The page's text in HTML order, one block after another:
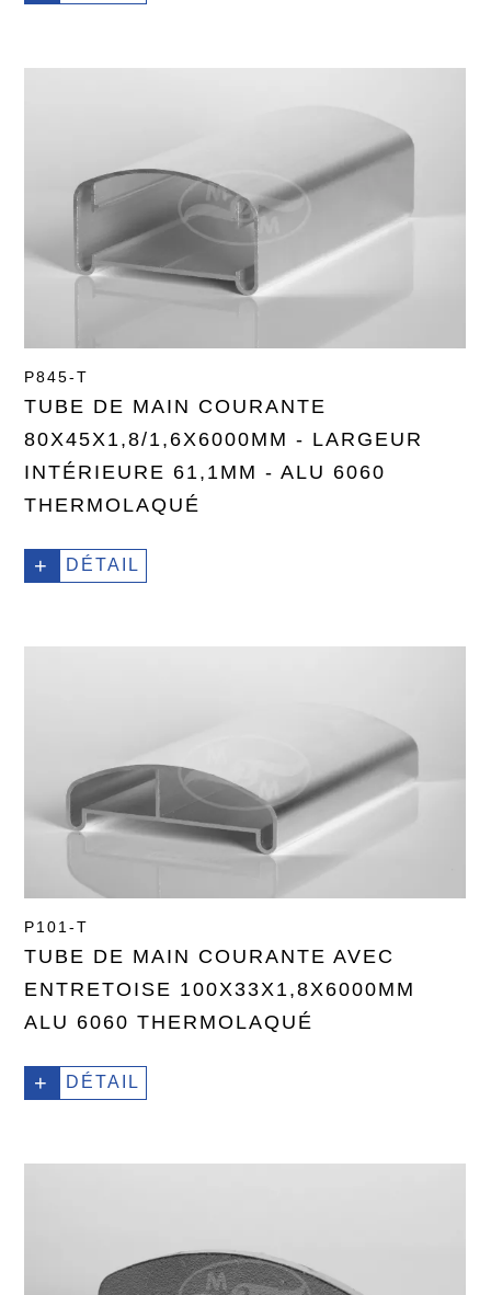
P845-T
TUBE DE MAIN COURANTE
80X45X1,8/1,6X6000MM - LARGEUR
INTÉRIEURE 61,1MM - ALU 6060
THERMOLAQUÉ
+ DÉTAIL
P101-T
TUBE DE MAIN COURANTE AVEC
ENTRETOISE 100X33X1,8X6000MM
ALU 6060 THERMOLAQUÉ
+ DÉTAIL